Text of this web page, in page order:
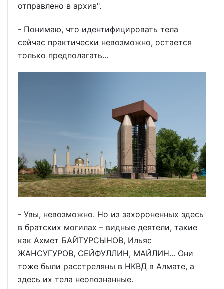
отправлено в архив".
- Понимаю, что идентифицировать тела
сейчас практически невозможно, остается
только предполагать…
- Увы, невозможно. Но из захороненных здесь
в братских могилах – видные деятели, такие
как Ахмет БАЙТУРСЫНОВ, Ильяс
ЖАНСУГУРОВ, СЕЙФУЛЛИН, МАЙЛИН... Они
тоже были расстреляны в НКВД в Алмате, а
здесь их тела неопознанные.